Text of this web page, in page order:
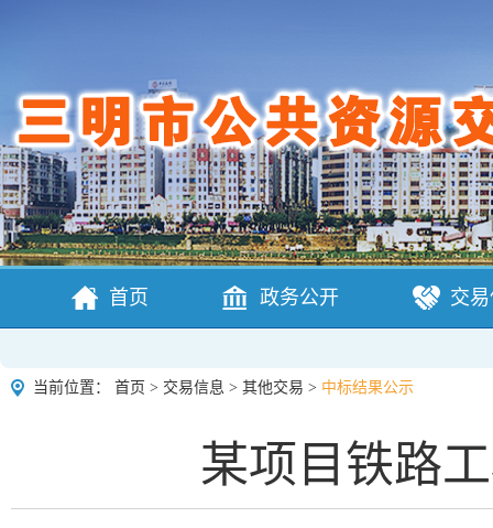
首页 政务公开 交
当前位置： 首页 > 交易信息 > 其他交易 > 中标结果公示
某项目铁路